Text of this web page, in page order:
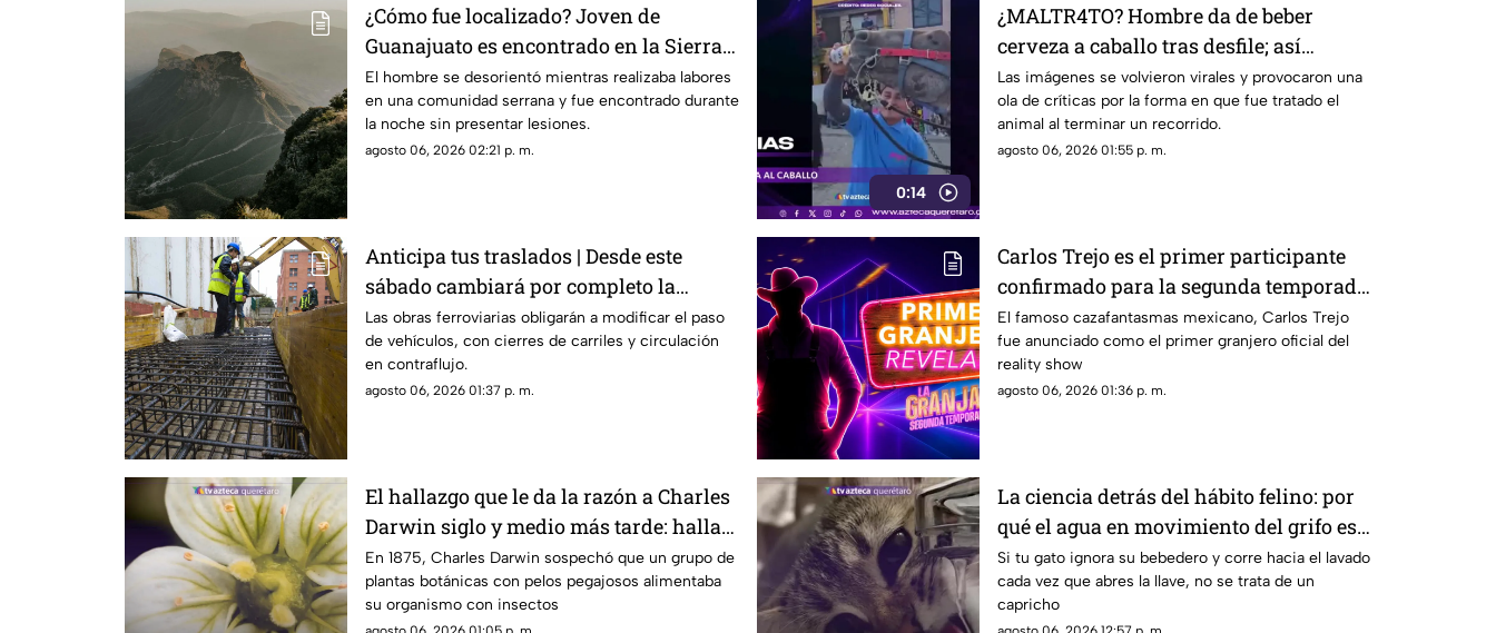
¿Cómo fue localizado? Joven de
Guanajuato es encontrado en la Sierra
Gorda de Querétaro
El hombre se desorientó mientras realizaba labores
en una comunidad serrana y fue encontrado durante
la noche sin presentar lesiones.
agosto 06, 2026 02:21 p. m.
0:14
¿MALTR4TO? Hombre da de beber
cerveza a caballo tras desfile; así
reaccionó el animal
Las imágenes se volvieron virales y provocaron una
ola de críticas por la forma en que fue tratado el
animal al terminar un recorrido.
agosto 06, 2026 01:55 p. m.
Anticipa tus traslados | Desde este
sábado cambiará por completo la
circulación en Bernardo Quintana
Las obras ferroviarias obligarán a modificar el paso
de vehículos, con cierres de carriles y circulación
en contraflujo.
agosto 06, 2026 01:37 p. m.
Carlos Trejo es el primer participante
confirmado para la segunda temporada
de 'La Granja VIP’
El famoso cazafantasmas mexicano, Carlos Trejo
fue anunciado como el primer granjero oficial del
reality show
agosto 06, 2026 01:36 p. m.
El hallazgo que le da la razón a Charles
Darwin siglo y medio más tarde: hallan
rara planta carnívora
En 1875, Charles Darwin sospechó que un grupo de
plantas botánicas con pelos pegajosos alimentaba
su organismo con insectos
La ciencia detrás del hábito felino: por
qué el agua en movimiento del grifo es
irresistible para los gatos
Si tu gato ignora su bebedero y corre hacia el lavado
cada vez que abres la llave, no se trata de un
capricho